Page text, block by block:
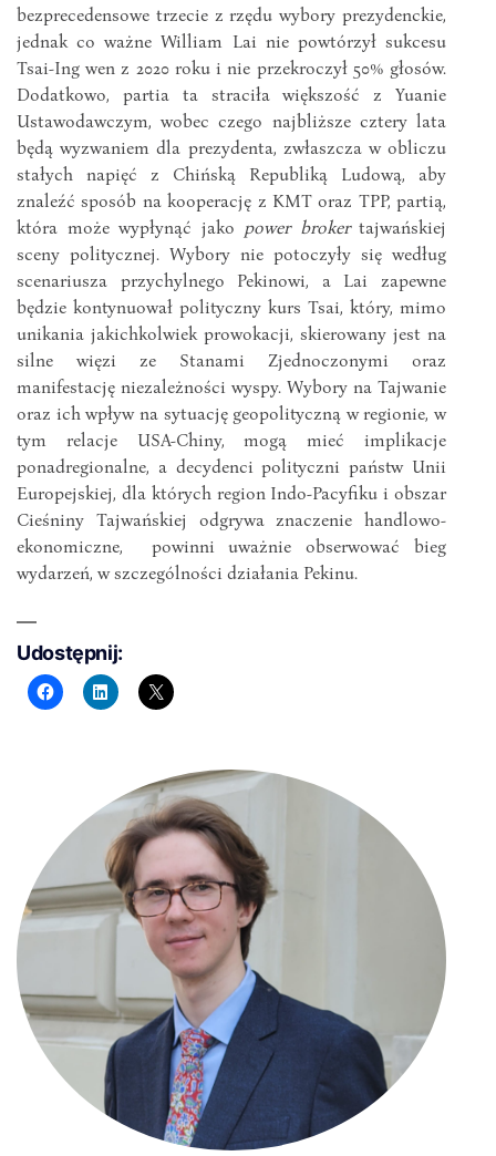
bezprecedensowe trzecie z rzędu wybory prezydenckie,
jednak co ważne William Lai nie powtórzył sukcesu
Tsai-Ing wen z 2020 roku i nie przekroczył 50% głosów.
Dodatkowo, partia ta straciła większość z Yuanie
Ustawodawczym, wobec czego najbliższe cztery lata
będą wyzwaniem dla prezydenta, zwłaszcza w obliczu
stałych napięć z Chińską Republiką Ludową, aby
znaleźć sposób na kooperację z KMT oraz TPP, partią,
która może wypłynąć jako power brokertajwańskiej
sceny politycznej. Wybory nie potoczyły się według
scenariusza przychylnego Pekinowi, a Lai zapewne
będzie kontynuował polityczny kurs Tsai, który, mimo
unikania jakichkolwiek prowokacji, skierowany jest na
silne więzi ze Stanami Zjednoczonymi oraz
manifestację niezależności wyspy. Wybory na Tajwanie
oraz ich wpływ na sytuację geopolityczną w regionie, w
tym relacje USA-Chiny, mogą mieć implikacje
ponadregionalne, a decydenci polityczni państw Unii
Europejskiej, dla których region Indo-Pacyfiku i obszar
Cieśniny Tajwańskiej odgrywa znaczenie handlowo-
ekonomiczne, powinni uważnie obserwować bieg
wydarzeń, w szczególności działania Pekinu.
Udostępnij: